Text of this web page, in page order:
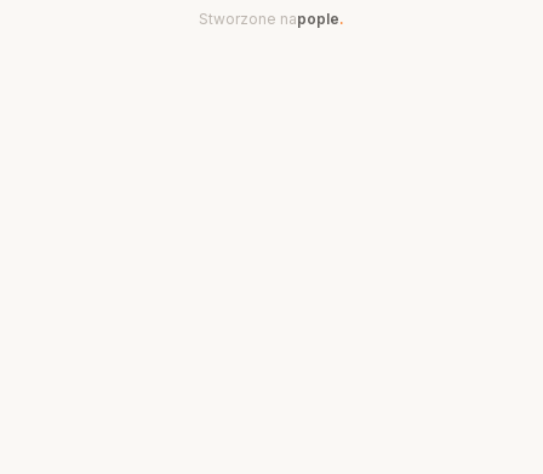
Stworzone napople.